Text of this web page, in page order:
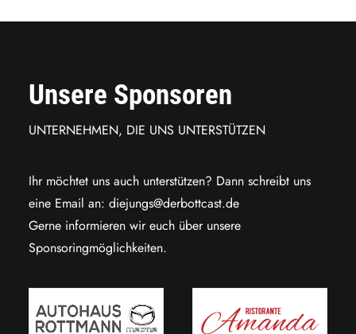
Unsere Sponsoren
UNTERNEHMEN, DIE UNS UNTERSTÜTZEN
Ihr möchtet uns auch unterstützen? Dann schreibt uns
eine Email an: diejungs@derbottcast.de
Gerne informieren wir euch über unsere
Sponsoringmöglichkeiten.